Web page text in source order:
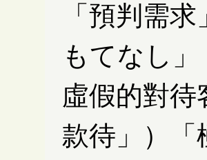
「預判需
もてなし
虛假的對待
款待」）「